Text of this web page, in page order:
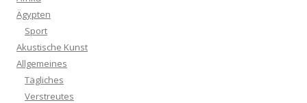
Ägypten
Sport
Akustische Kunst
Allgemeines
Tägliches
Verstreutes